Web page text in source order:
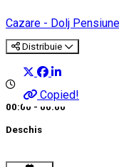
Cazare - Dolj
Distribuie
Copied!
00:00 - 00:00
Deschis